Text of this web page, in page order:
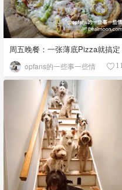
周五晚餐：一张薄底Pizza就搞定
opfans的一些事一些情 11